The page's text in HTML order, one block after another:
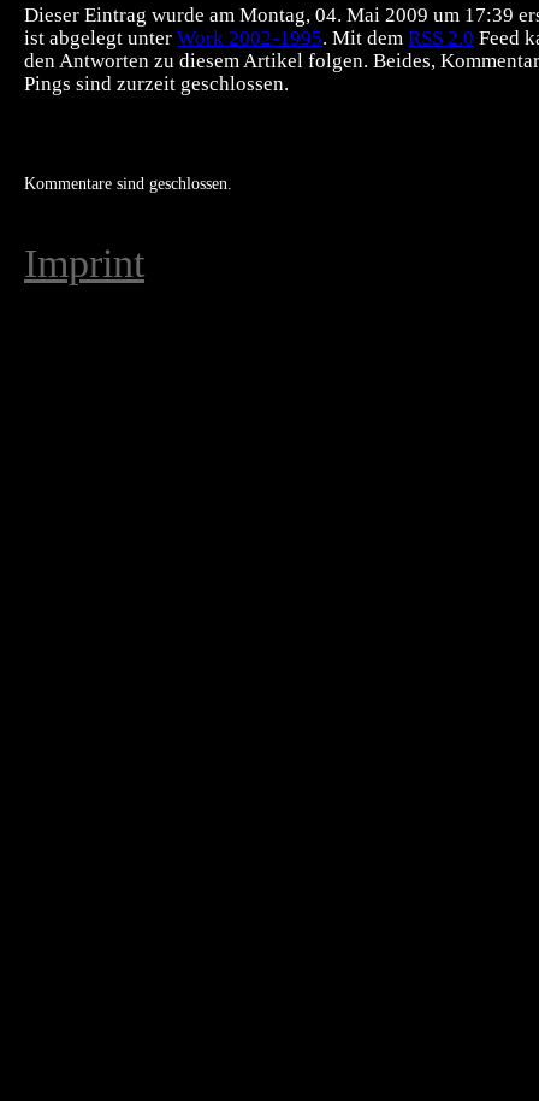
Dieser Eintrag wurde am Montag, 04. Mai 2009 um 17:39
ist abgelegt unter Work 2002-1995. Mit dem RSS 2.0 Feed
den Antworten zu diesem Artikel folgen. Beides,
Pings sind zurzeit geschlossen.
Kommentare sind geschlossen.
Imprint